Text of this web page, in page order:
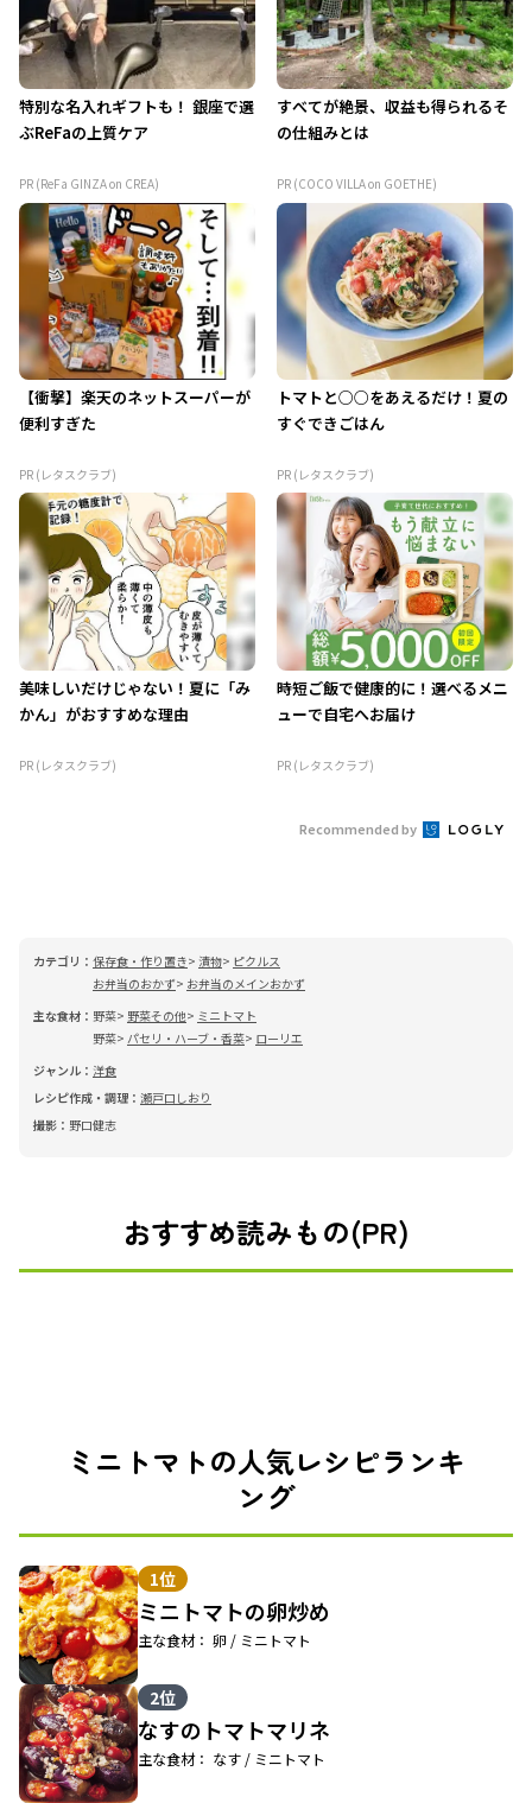
特別な名入れギフトも！ 銀座で選
ぶReFaの上質ケア
PR (ReFa GINZA on CREA)
すべてが絶景、収益も得られるそ
の仕組みとは
PR (COCO VILLA on GOETHE)
【衝撃】楽天のネットスーパーが
便利すぎた
PR (レタスクラブ)
トマトと○○をあえるだけ！夏の
すぐできごはん
PR (レタスクラブ)
美味しいだけじゃない！夏に「み
かん」がおすすめな理由
PR (レタスクラブ)
時短ご飯で健康的に！選べるメニ
ューで自宅へお届け
PR (レタスクラブ)
Recommended by
カテゴリ： 保存食・作り置き 漬物
ピクルス
お弁当のおかず
お弁当のメインおかず
主な食材： 野菜 野菜その他
ミニトマト
野菜 パセリ・ハーブ・香菜
ローリエ
ジャンル： 洋食
レシピ作成・調理： 瀬戸口しおり
撮影： 野口健志
おすすめ読みもの(PR)
ミニトマトの人気レシピランキ
ング
1位
ミニトマトの卵炒め
主な食材： 卵 / ミニトマト
2位
なすのトマトマリネ
主な食材： なす / ミニトマト